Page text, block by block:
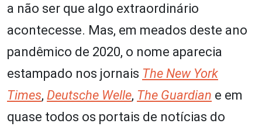
a não ser que algo extraordinário
acontecesse. Mas, em meados deste ano
pandêmico de 2020, o nome aparecia
estampado nos jornais The New York
Times, Deutsche Welle, The Guardian e em
quase todos os portais de notícias do